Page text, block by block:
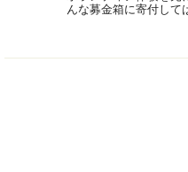
んな募金箱に寄付して